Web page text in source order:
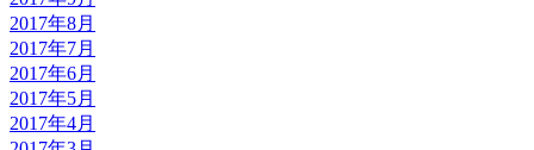
2017年8月
2017年7月
2017年6月
2017年5月
2017年4月